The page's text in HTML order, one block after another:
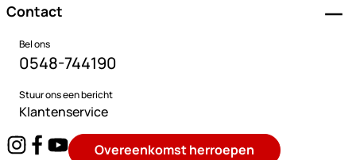
Contact
Bel ons
0548-744190
Stuur ons een bericht
Klantenservice
Overeenkomst herroepen